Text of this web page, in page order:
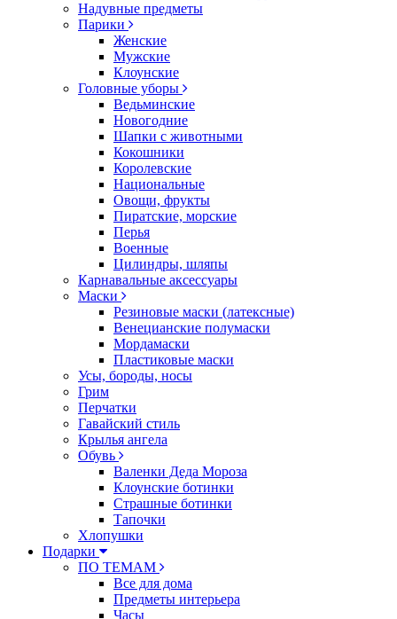
Надувные предметы
Парики
Женские
Мужские
Клоунские
Головные уборы
Ведьминские
Новогодние
Шапки с животными
Кокошники
Королевские
Национальные
Овощи, фрукты
Пиратские, морские
Перья
Военные
Цилиндры, шляпы
Карнавальные аксессуары
Маски
Резиновые маски (латексные)
Венецианские полумаски
Мордамаски
Пластиковые маски
Усы, бороды, носы
Грим
Перчатки
Гавайский стиль
Крылья ангела
Обувь
Валенки Деда Мороза
Клоунские ботинки
Страшные ботинки
Тапочки
Хлопушки
Подарки
ПО ТЕМАМ
Все для дома
Предметы интерьера
Часы